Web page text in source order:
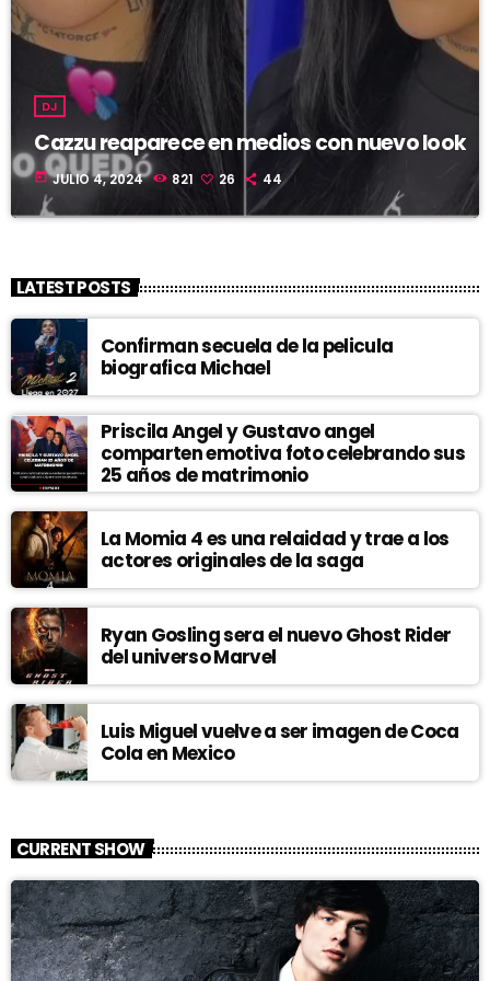
DJ
Cazzu reaparece en medios con nuevo look
today JULIO 4, 2024 821 26 44
LATEST POSTS
Confirman secuela de la pelicula
biografica Michael
Priscila Angel y Gustavo angel
comparten emotiva foto celebrando sus
25 años de matrimonio
La Momia 4 es una relaidad y trae a los
actores originales de la saga
Ryan Gosling sera el nuevo Ghost Rider
del universo Marvel
Luis Miguel vuelve a ser imagen de Coca
Cola en Mexico
CURRENT SHOW